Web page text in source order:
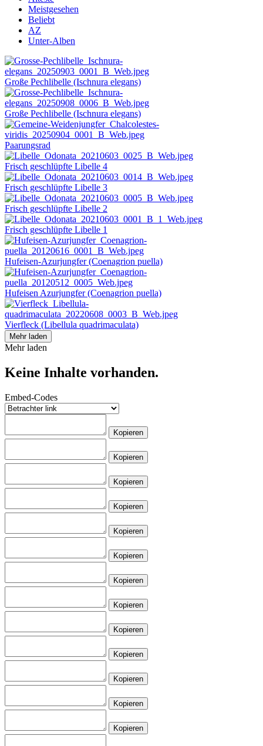
Meistgesehen
Beliebt
AZ
Unter-Alben
Große Pechlibelle (Ischnura elegans)
Große Pechlibelle (Ischnura elegans)
Paarungsrad
Frisch geschlüpfte Libelle 4
Frisch geschlüpfte Libelle 3
Frisch geschlüpfte Libelle 2
Frisch geschlüpfte Libelle 1
Hufeisen-Azurjungfer (Coenagrion puella)
Hufeisen Azurjungfer (Coenagrion puella)
Vierfleck (Libellula quadrimaculata)
Mehr laden
Mehr laden
Keine Inhalte vorhanden.
Embed-Codes
Kopieren
Kopieren
Kopieren
Kopieren
Kopieren
Kopieren
Kopieren
Kopieren
Kopieren
Kopieren
Kopieren
Kopieren
Kopieren